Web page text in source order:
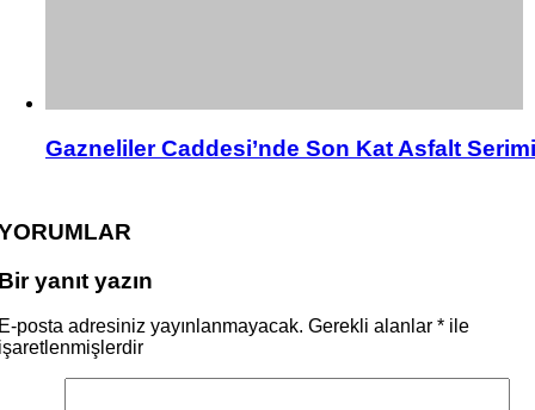
Gazneliler Caddesi’nde Son Kat Asfalt Serimi
yanıt yazın
posta adresiniz yayınlanmayacak. Gerekli alanlar * ile